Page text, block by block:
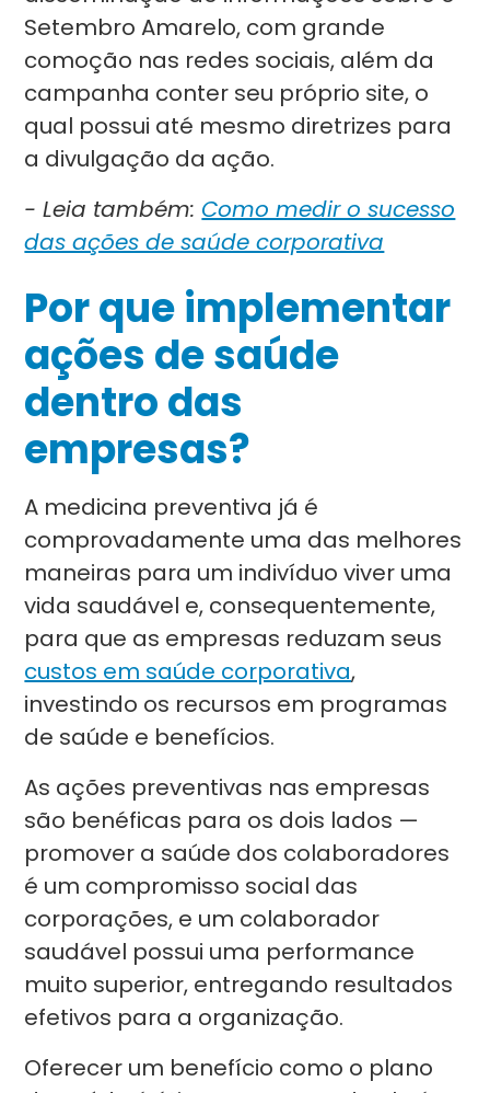
Setembro Amarelo, com grande
comoção nas redes sociais, além da
campanha conter seu próprio site, o
qual possui até mesmo diretrizes para
a divulgação da ação.
- Leia também: Como medir o sucesso
das ações de saúde corporativa
Por que implementar
ações de saúde
dentro das
empresas?
A medicina preventiva já é
comprovadamente uma das melhores
maneiras para um indivíduo viver uma
vida saudável e, consequentemente,
para que as empresas reduzam seus
custos em saúde corporativa,
investindo os recursos em programas
de saúde e benefícios.
As ações preventivas nas empresas
são benéficas para os dois lados —
promover a saúde dos colaboradores
é um compromisso social das
corporações, e um colaborador
saudável possui uma performance
muito superior, entregando resultados
efetivos para a organização.
Oferecer um benefício como o plano